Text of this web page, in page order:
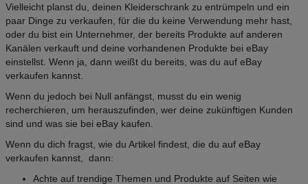
Vielleicht planst du, deinen Kleiderschrank zu entrümpeln und ein
paar Dinge zu verkaufen, für die du keine Verwendung mehr hast,
oder du bist ein Unternehmer, der bereits Produkte auf anderen
Kanälen verkauft und deine vorhandenen Produkte bei eBay
einstellst. Wenn ja, dann weißt du bereits, was du auf eBay
verkaufen kannst.
Wenn du jedoch bei Null anfängst, musst du ein wenig
recherchieren, um herauszufinden, wer deine zukünftigen Kunden
sind und was sie bei eBay kaufen.
Wenn du dich fragst, wie du Artikel findest, die du auf eBay
verkaufen kannst, dann:
Achte auf trendige Themen und Produkte auf Seiten wie